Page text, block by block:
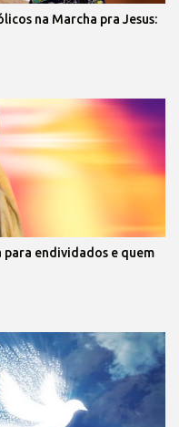
na Marcha pra Jesus:
para endividados e quem